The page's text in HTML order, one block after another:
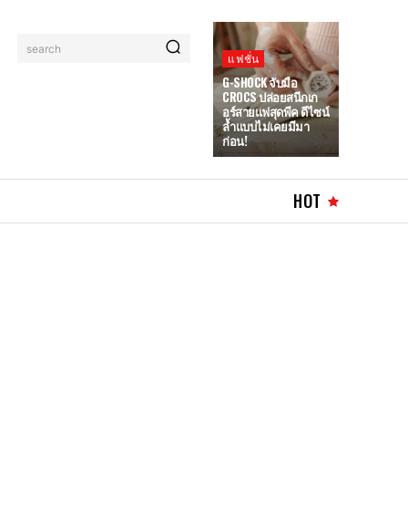
search
แฟชั่น
G-SHOCK จับมือ
CROCS ปล่อยสนีกเก
อร์สายแฟสุดพีค ดีไซน์
ล้ำแบบไม่เคยมีมา
ก่อน!
HOT